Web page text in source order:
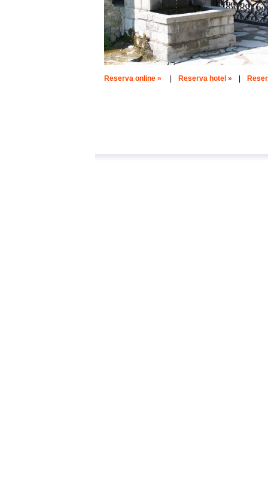
Reserva online » Reserva hotel »